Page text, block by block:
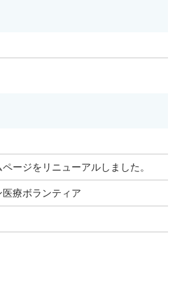
ージをリニューアルしました。
療ボランティア